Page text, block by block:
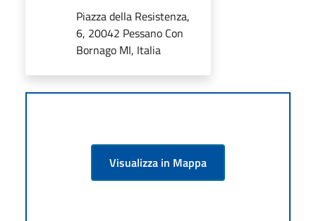
Piazza della Resistenza,
6, 20042 Pessano Con
Bornago MI, Italia
Visualizza in Mappa